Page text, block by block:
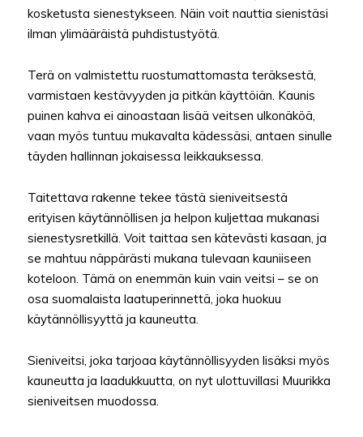
kosketusta sienestykseen. Näin voit nauttia sienistäsi
ilman ylimääräistä puhdistustyötä.
Terä on valmistettu ruostumattomasta teräksestä,
varmistaen kestävyyden ja pitkän käyttöiän. Kaunis
puinen kahva ei ainoastaan lisää veitsen ulkonäköä,
vaan myös tuntuu mukavalta kädessäsi, antaen sinulle
täyden hallinnan jokaisessa leikkauksessa.
Taitettava rakenne tekee tästä sieniveitsestä
erityisen käytännöllisen ja helpon kuljettaa mukanasi
sienestysretkillä. Voit taittaa sen kätevästi kasaan, ja
se mahtuu näppärästi mukana tulevaan kauniiseen
koteloon. Tämä on enemmän kuin vain veitsi – se on
osa suomalaista laatuperinnettä, joka huokuu
käytännöllisyyttä ja kauneutta.
Sieniveitsi, joka tarjoaa käytännöllisyyden lisäksi myös
kauneutta ja laadukkuutta, on nyt ulottuvillasi Muurikka
sieniveitsen muodossa.